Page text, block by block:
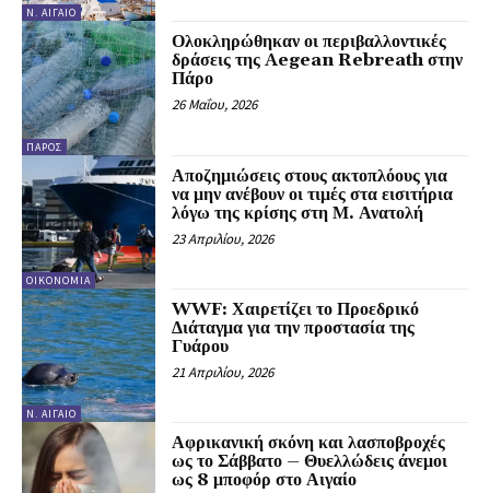
Ν. ΑΙΓΑΊΟ
ΠΆΡΟΣ
Ολοκληρώθηκαν οι περιβαλλοντικές
δράσεις της Aegean Rebreath στην
Πάρο
26 Μαΐου, 2026
ΟΙΚΟΝΟΜΊΑ
Αποζημιώσεις στους ακτοπλόους για
να μην ανέβουν οι τιμές στα εισιτήρια
λόγω της κρίσης στη Μ. Ανατολή
23 Απριλίου, 2026
Ν. ΑΙΓΑΊΟ
WWF: Χαιρετίζει το Προεδρικό
Διάταγμα για την προστασία της
Γυάρου
21 Απριλίου, 2026
Αφρικανική σκόνη και λασποβροχές
ως το Σάββατο – Θυελλώδεις άνεμοι
ως 8 μποφόρ στο Αιγαίο